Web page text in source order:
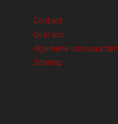
Contact
Over ons
Algemene voorwaarden
Sitemap